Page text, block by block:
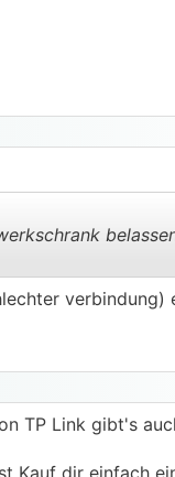
verbindung)
TP Link gibt's
Kauf dir einfach